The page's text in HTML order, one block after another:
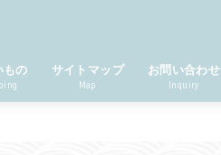
もの サイトマップ
Map
お問い合わせ
Inquiry